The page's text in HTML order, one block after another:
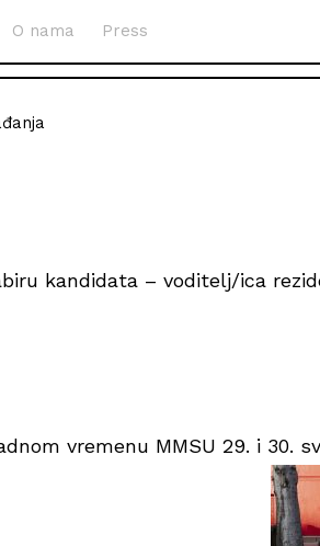
O nama Press
kandidata – voditelj/ica
vremenu MMSU 29. i 30.